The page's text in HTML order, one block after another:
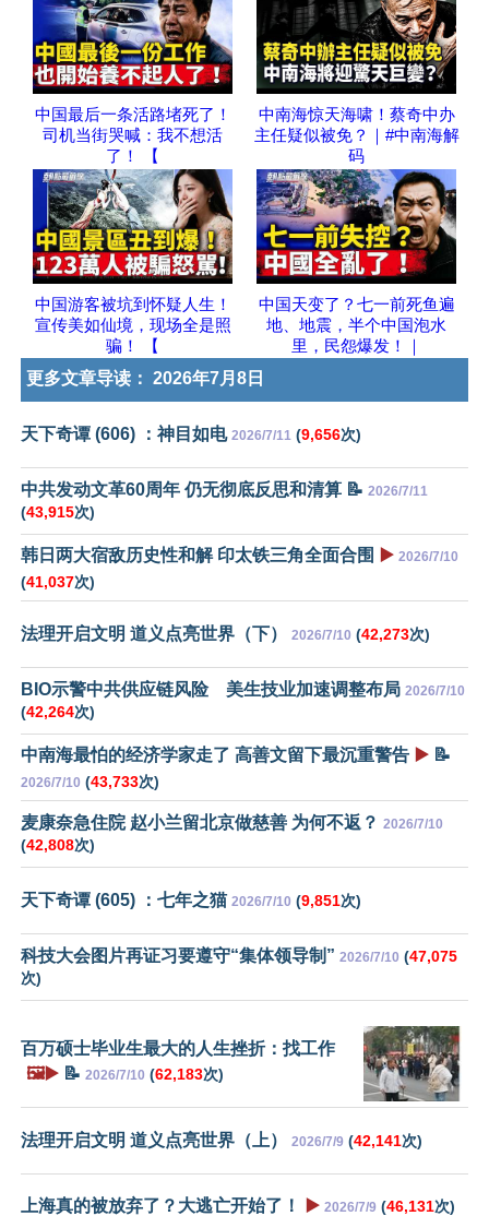
中国最后一条活路堵死了！
司机当街哭喊：我不想活
了！ 【
中南海惊天海啸！蔡奇中办
主任疑似被免？｜#中南海解
码
中国游客被坑到怀疑人生！
宣传美如仙境，现场全是照
骗！ 【
中国天变了？七一前死鱼遍
地、地震，半个中国泡水
里，民怨爆发！｜
更多文章导读： 2026年7月8日
天下奇谭 (606) ：神目如电 2026/7/11 (9,656次)
中共发动文革60周年 仍无彻底反思和清算 📝 2026/7/11
(43,915次)
韩日两大宿敌历史性和解 印太铁三角全面合围 ▶️ 2026/7/10
(41,037次)
法理开启文明 道义点亮世界（下） 2026/7/10 (42,273次)
BIO示警中共供应链风险 美生技业加速调整布局 2026/7/10
(42,264次)
中南海最怕的经济学家走了 高善文留下最沉重警告 ▶️ 📝
2026/7/10 (43,733次)
麦康奈急住院 赵小兰留北京做慈善 为何不返？ 2026/7/10
(42,808次)
天下奇谭 (605) ：七年之猫 2026/7/10 (9,851次)
科技大会图片再证习要遵守“集体领导制” 2026/7/10 (47,075
次)
百万硕士毕业生最大的人生挫折：找工作
🖼️▶️ 📝 2026/7/10 (62,183次)
法理开启文明 道义点亮世界（上） 2026/7/9 (42,141次)
上海真的被放弃了？大逃亡开始了！ ▶️ 2026/7/9 (46,131次)